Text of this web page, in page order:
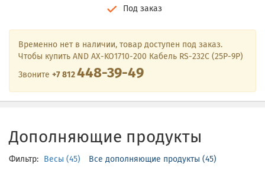
Под заказ
Временно нет в наличии, товар доступен под заказ.
Чтобы купить AND AX-KO1710-200 Кабель RS-232C (25P-9P)
Звоните +7 812448-39-49
Дополняющие продукты
Фильтр: Весы (45) Все дополняющие продукты (45)